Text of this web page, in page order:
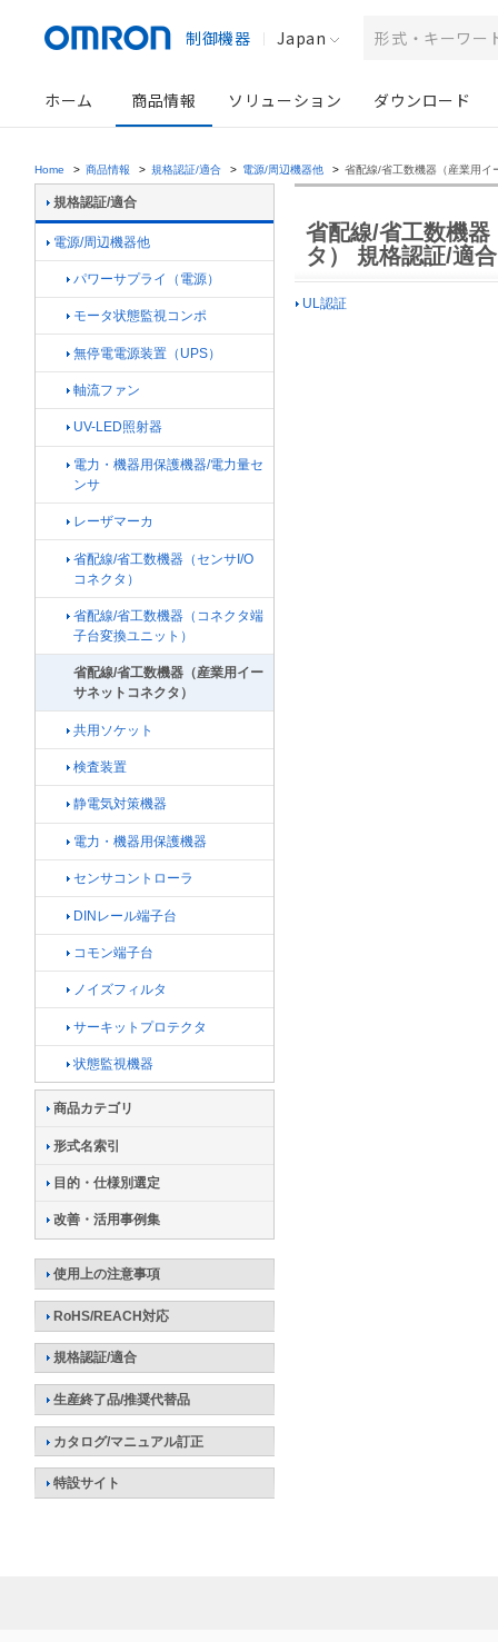
制御機器 Japan
ホーム 商品情報 ソリューション ダウンロード
Home > 商品情報 > 規格認証/適合 > 電源/周辺機器他 > 省配線/省工数機器（産業用イ
規格認証/適合
電源/周辺機器他
パワーサプライ（電源）
モータ状態監視コンポ
無停電電源装置（UPS）
軸流ファン
UV-LED照射器
電力・機器用保護機器/電力量セ
ンサ
レーザマーカ
省配線/省工数機器（センサI/O
コネクタ）
省配線/省工数機器（コネクタ端
子台変換ユニット）
省配線/省工数機器（産業用イー
サネットコネクタ）
共用ソケット
検査装置
静電気対策機器
電力・機器用保護機器
センサコントローラ
DINレール端子台
コモン端子台
ノイズフィルタ
サーキットプロテクタ
状態監視機器
商品カテゴリ
形式名索引
目的・仕様別選定
改善・活用事例集
使用上の注意事項
RoHS/REACH対応
規格認証/適合
生産終了品/推奨代替品
カタログ/マニュアル訂正
特設サイト
省配線/省工数機
タ） 規格認証/適合
UL認証